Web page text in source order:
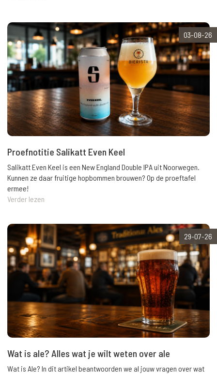
03-08-26
Proefnotitie Salikatt Even Keel
Salikatt Even Keel is een New England Double IPA uit Noorwegen.
Kunnen ze daar fruitige hopbommen brouwen? Op de proeftafel
ermee!
Verder lezen
29-07-26
Wat is ale? Alles wat je wilt weten over ale
Wat is Ale? In dit artikel beantwoorden we al jouw vragen over wat